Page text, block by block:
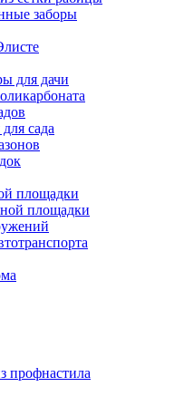
заборы
для дачи
сада
площадки
площадки
профнастила